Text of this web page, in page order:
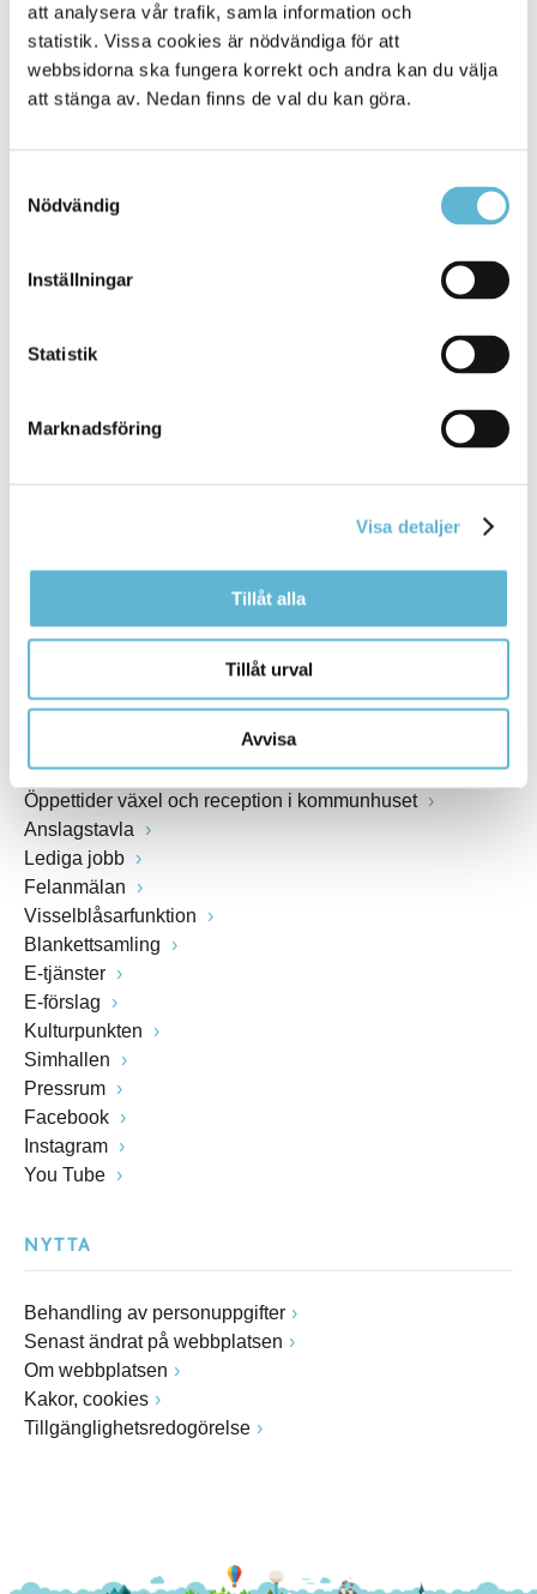
att analysera vår trafik, samla information och
statistik. Vissa cookies är nödvändiga för att
webbsidorna ska fungera korrekt och andra kan du välja
att stänga av. Nedan finns de val du kan göra.
Nödvändig
Inställningar
Statistik
Marknadsföring
Visa detaljer
Tillåt alla
Tillåt urval
Avvisa
KONTAKT
Besöksadress
Box 18, 295 21 Bromölla
Fax: 0456-82 22 00
Öppettider växel och reception i kommunhuset
Anslagstavla
Lediga jobb
Felanmälan
Visselblåsarfunktion
Blankettsamling
E-tjänster
E-förslag
Kulturpunkten
Simhallen
Pressrum
Facebook
Instagram
You Tube
NYTTA
Behandling av personuppgifter
Senast ändrat på webbplatsen
Om webbplatsen
Kakor, cookies
Tillgänglighetsredogörelse